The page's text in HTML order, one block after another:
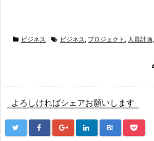
ビジネス ビジネス , プロジェクト , 人員計画,
よろしければシェアお願いします
B!